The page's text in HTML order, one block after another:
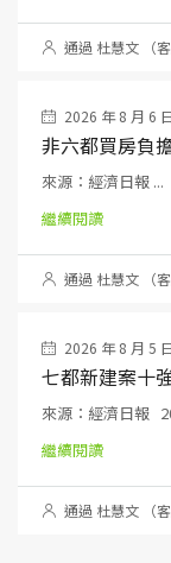
通過 杜慧文 （客
2026 年 8 月 6
非六都買房負
來源：經濟日報 ...
繼續閱讀
通過 杜慧文 （客
2026 年 8 月 5
七都新建案十
來源：經濟日報
繼續閱讀
通過 杜慧文 （客